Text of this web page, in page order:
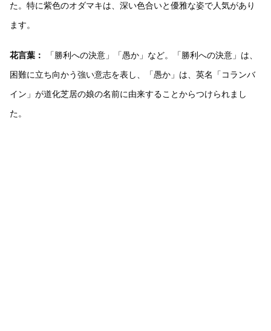
た。特に紫色のオダマキは、深い色合いと優雅な姿で人気があり
ます。
花言葉：
「勝利への決意」「愚か」など。「勝利への決意」は、
困難に立ち向かう強い意志を表し、「愚か」は、英名「コランバ
イン」が道化芝居の娘の名前に由来することからつけられまし
た。